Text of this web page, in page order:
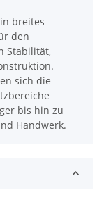
breites
den
Stabilität,
sich die
bis hin zu
Handwerk.